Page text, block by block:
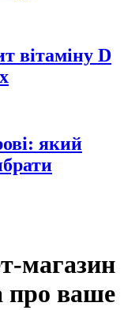
вітаміну D
який
магазин
про ваше